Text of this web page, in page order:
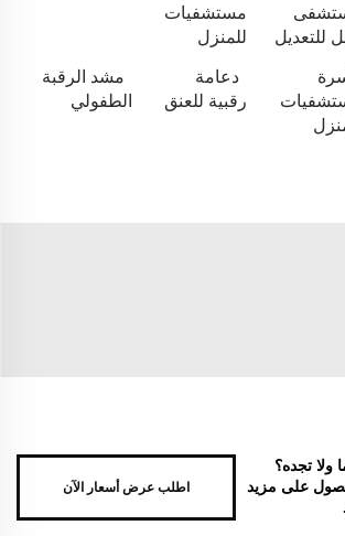
للتعديل
مستشفيات
للمنزل
دعامة
رقبية للعنق
مشد الرقبة
الطفولي
تجده؟
على مزيد
اطلب عرض أسعار الآن